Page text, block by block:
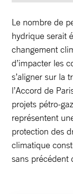
Le nombre de
hydrique serait
changement
d’impacter les
s’aligner sur la
l’Accord de
projets pétro-
représentent
protection des
climatique
sans précédent